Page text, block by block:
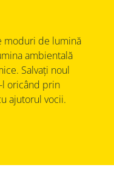
moduri de lumină
ambientală
Salvați noul
l oricând prin
ajutorul vocii.